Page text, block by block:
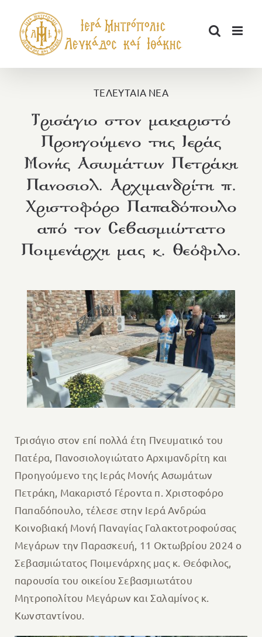
περιεχόμενο
ΤΕΛΕΥΤΑΙΑ ΝΕΑ
Τρισάγιο στον μακαριστό
Προηγούμενο της Ιεράς
Μονής Ασωμάτων Πετράκη
Πανοσιολ. Αρχιμανδρίτη π.
Χριστοφόρο Παπαδόπουλο
από τον Σεβασμιώτατο
Ποιμενάρχη μας κ. Θεόφιλο.
Τρισάγιο στον επί πολλά έτη Πνευματικό του
Πατέρα, Πανοσιολογιώτατο Αρχιμανδρίτη και
Προηγούμενο της Ιεράς Μονής Ασωμάτων
Πετράκη, Μακαριστό Γέροντα π. Χριστοφόρο
Παπαδόπουλο, τέλεσε στην Ιερά Ανδρώα
Κοινοβιακή Μονή Παναγίας Γαλακτοτροφούσας
Μεγάρων την Παρασκευή, 11 Οκτωβρίου 2024 ο
Σεβασμιώτατος Ποιμενάρχης μας κ. Θεόφιλος,
παρουσία του οικείου Σεβασμιωτάτου
Μητροπολίτου Μεγάρων και Σαλαμίνος κ.
Κωνσταντίνου.